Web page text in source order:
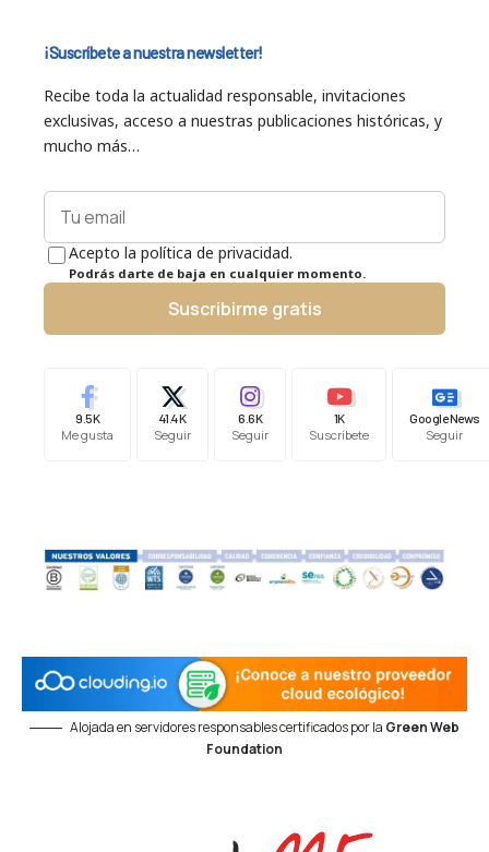
¡Suscríbete a nuestra newsletter!
Recibe toda la actualidad responsable, invitaciones
exclusivas, acceso a nuestras publicaciones históricas, y
mucho más…
Acepto la política de privacidad.
Podrás darte de baja en cualquier momento.
Suscribirme gratis
9.5K
Me gusta
41.4K
Seguir
6.6K
Seguir
1K
Suscríbete
Google News
Seguir
Alojada en servidores responsables certificados por la Green Web
Foundation